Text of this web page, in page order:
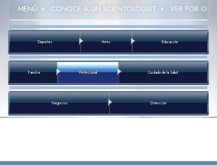
MENÚ » CONOCE A UN SCIENTOLOGIST » VER POR
Deportes Artes Educación
Familia Profesional Cuidado de la Salud
Negocios Dirección